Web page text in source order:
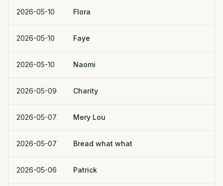
2026-05-10 Flora
2026-05-10 Faye
2026-05-10 Naomi
2026-05-09 Charity
2026-05-07 Mery Lou
2026-05-07 Bread what what
2026-05-06 Patrick